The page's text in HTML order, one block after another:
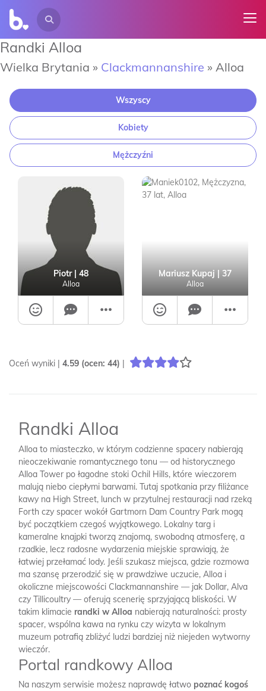
Randki Alloa
Wielka Brytania » Clackmannanshire » Alloa
Wszyscy
Kobiety
Mężczyźni
Piotr| 48
Alloa
Mariusz Kupaj | 37
Alloa
Oceń wyniki | 4.59 (ocen: 44) |
Randki Alloa
Alloa to miasteczko, w którym codzienne spacery nabierają
nieoczekiwanie romantycznego tonu — od historycznego
Alloa Tower po łagodne stoki Ochil Hills, które wieczorem
malują niebo ciepłymi barwami. Tutaj spotkania przy filiżance
kawy na High Street, lunch w przytulnej restauracji nad rzeką
Forth czy spacer wokół Gartmorn Dam Country Park mogą
być początkiem czegoś wyjątkowego. Lokalny targ i
kameralne knajpki tworzą znajomą, swobodną atmosferę, a
rzadkie, lecz radosne wydarzenia miejskie sprawiają, że
łatwiej przełamać lody. Jeśli szukasz miejsca, gdzie rozmowa
ma szansę przerodzić się w prawdziwe uczucie, Alloa i
okoliczne miejscowości Clackmannanshire — jak Dollar, Alva
czy Tillicoultry — oferują scenerię sprzyjającą bliskości. W
takim klimacie randki w Alloa nabierają naturalności: prosty
spacer, wspólna kawa na rynku czy wizyta w lokalnym
muzeum potrafią zbliżyć ludzi bardziej niż niejeden wytworny
wieczór.
Portal randkowy Alloa
Na naszym serwisie możesz naprawdę łatwo poznać kogoś